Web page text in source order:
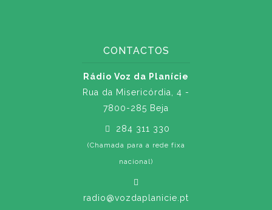
CONTACTOS
Rádio Voz da Planície
Rua da Misericórdia, 4 -
7800-285 Beja
284 311 330
(Chamada para a rede fixa
nacional)
radio@vozdaplanicie.pt